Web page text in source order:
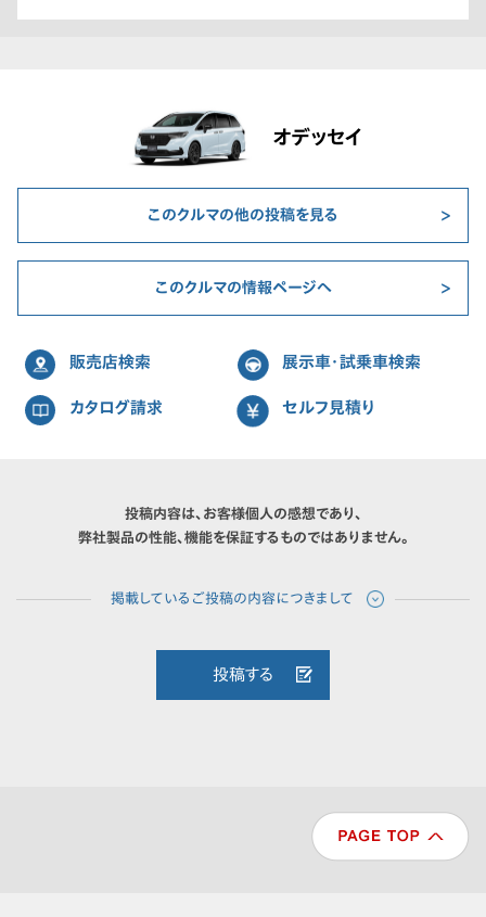
オデッセイ
このクルマの他の投稿を見る
このクルマの情報ページへ
販売店検索 展示車・試乗車検索
カタログ請求 セルフ見積り
投稿内容は、お客様個人の感想であり、
弊社製品の性能、機能を保証するものではありません。
投稿する